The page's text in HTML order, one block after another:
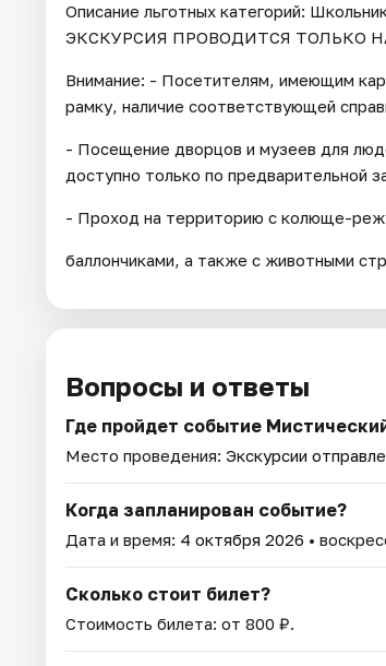
Описание льготных категорий:
ЭКСКУРСИЯ ПРОВОДИТСЯ ТОЛЬКО
Внимание: - Посетителям, имеющим
рамку, наличие соответствующей
- Посещение дворцов и музеев для
доступно только по предварительной
- Проход на территорию с колюще-
баллончиками, а также с животными
Вопросы и ответы
Где пройдет событие
Место проведения: Экскурсии
Когда запланирован событие?
Дата и время: 4 октября 2026 •
Сколько стоит билет?
Стоимость билета: от 800 ₽.